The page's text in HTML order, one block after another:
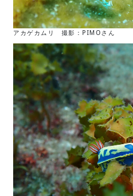
アカゲカムリ 撮影：PIMOさん